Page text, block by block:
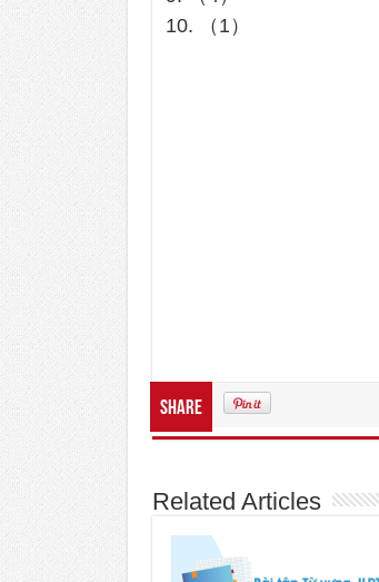
10. （1）
Share
Related Articles